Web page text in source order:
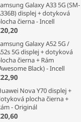
Galaxy A33 5G (SM-
displej + dotyková
čierna - Incell
Galaxy A52 5G /
5G displej + dotyková
čierna + Rám
Black) - Incell
Nova Y70 displej +
plocha čierna +
- Originál